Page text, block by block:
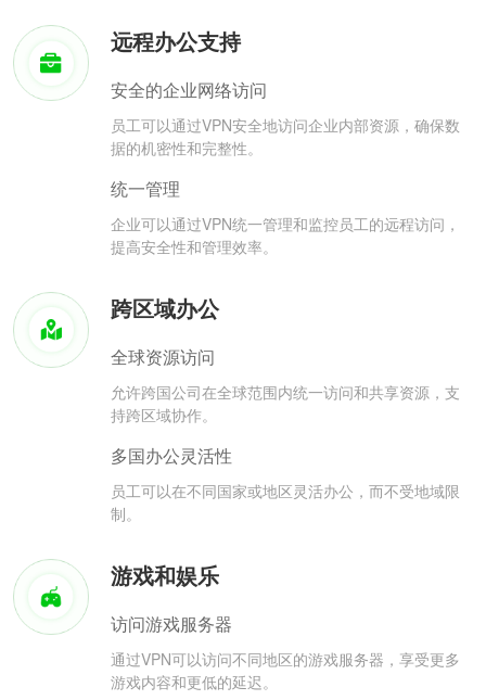
远程办公支持
安全的企业网络访问
员工可以通过VPN安全地访问企业内部资源，确保数
据的机密性和完整性。
统一管理
企业可以通过VPN统一管理和监控员工的远程访问，
提高安全性和管理效率。
跨区域办公
全球资源访问
允许跨国公司在全球范围内统一访问和共享资源，支
持跨区域协作。
多国办公灵活性
员工可以在不同国家或地区灵活办公，而不受地域限
制。
游戏和娱乐
访问游戏服务器
通过VPN可以访问不同地区的游戏服务器，享受更多
游戏内容和更低的延迟。